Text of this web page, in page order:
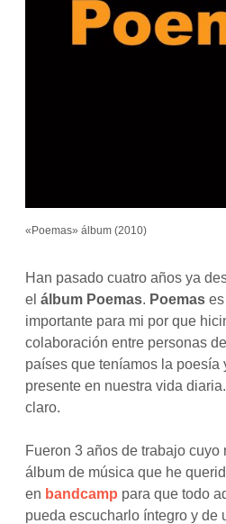
«Poemas» álbum (2010)
Han pasado cuatro años ya
elálbum Poemas. Poemas
importante para mi por que
colaboración entre personas
países que teníamos la poesía
presente en nuestra vida
claro.
Fueron 3 años de trabajo cuyo
álbum de música que he
en bandcamp para que todo
pueda escucharlo íntegro y de